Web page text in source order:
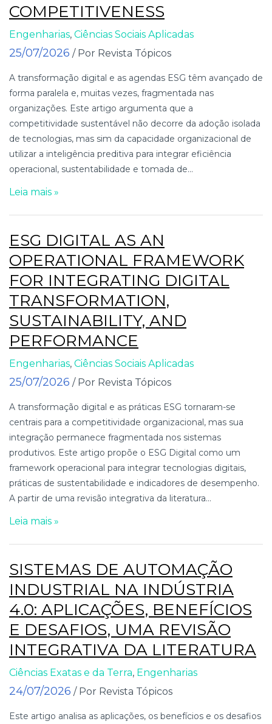
COMPETITIVENESS
Engenharias, Ciências Sociais Aplicadas
25/07/2026 / Por Revista Tópicos
A transformação digital e as agendas ESG têm avançado de
forma paralela e, muitas vezes, fragmentada nas
organizações. Este artigo argumenta que a
competitividade sustentável não decorre da adoção isolada
de tecnologias, mas sim da capacidade organizacional de
utilizar a inteligência preditiva para integrar eficiência
operacional, sustentabilidade e tomada de...
Leia mais »
ESG DIGITAL AS AN
OPERATIONAL FRAMEWORK
FOR INTEGRATING DIGITAL
TRANSFORMATION,
SUSTAINABILITY, AND
PERFORMANCE
Engenharias, Ciências Sociais Aplicadas
25/07/2026 / Por Revista Tópicos
A transformação digital e as práticas ESG tornaram-se
centrais para a competitividade organizacional, mas sua
integração permanece fragmentada nos sistemas
produtivos. Este artigo propõe o ESG Digital como um
framework operacional para integrar tecnologias digitais,
práticas de sustentabilidade e indicadores de desempenho.
A partir de uma revisão integrativa da literatura...
Leia mais »
SISTEMAS DE AUTOMAÇÃO
INDUSTRIAL NA INDÚSTRIA
4.0: APLICAÇÕES, BENEFÍCIOS
E DESAFIOS, UMA REVISÃO
INTEGRATIVA DA LITERATURA
Ciências Exatas e da Terra, Engenharias
24/07/2026 / Por Revista Tópicos
Este artigo analisa as aplicações, os benefícios e os desafios